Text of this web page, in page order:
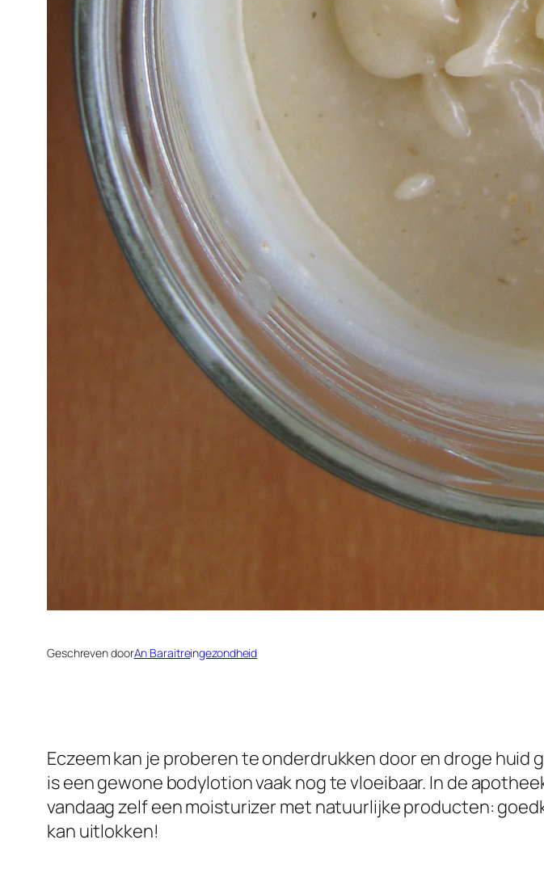
Geschreven doorAn Baraitreingezondheid
Eczeem kan je proberen te onderdrukken door en droge
is een gewone bodylotion vaak nog te vloeibaar. In de
vandaag zelf een moisturizer met natuurlijke producten:
kan uitlokken!